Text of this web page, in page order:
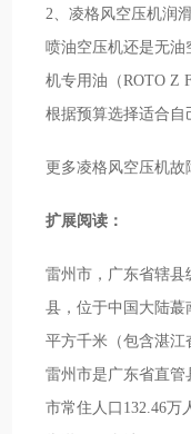
2、凌格风空压机润
喷油空压机还是无
机专用油（ROTO Z
根据预算选择适合自
更多凌格风空压机
扩展阅读：
雷州市，广东省辖
县，位于中国大陆蕞
平方千米（包含湛江
雷州市是广东省直管
市常住人口132.46万